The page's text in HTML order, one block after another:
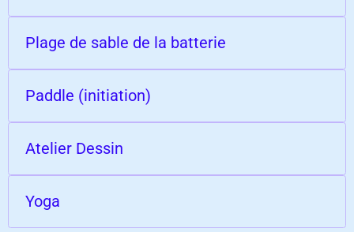
Plage de sable de la batterie
Paddle (initiation)
Atelier Dessin
Yoga